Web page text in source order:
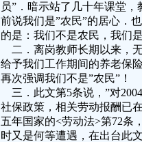
员”．暗示站了几十年课堂
前说我们是”农民”的居心．
的是：我们不是农民，我们
二．离岗教师长期以来，
给予我们工作期间的养老保
再次强调我们不是”农民”！
三．此文第5条说，”对
社保政策，相关劳动报酬已
五年国家的<劳动法>第72条
时又是何等遭遇，在出台此